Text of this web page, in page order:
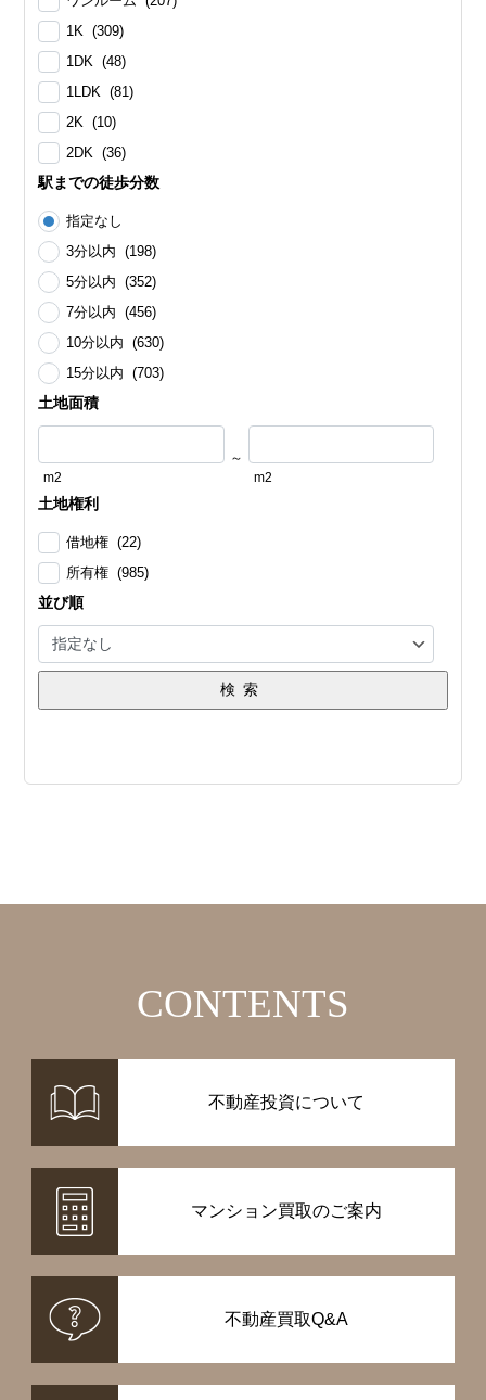
1K (309)
1DK (48)
1LDK (81)
2K (10)
2DK (36)
駅までの徒歩分数
指定なし
3分以内 (198)
5分以内 (352)
7分以内 (456)
10分以内 (630)
15分以内 (703)
土地面積
m2
～
m2
土地権利
借地権 (22)
所有権 (985)
並び順
検索
CONTENTS
不動産投資について
マンション買取のご案内
不動産買取Q&A